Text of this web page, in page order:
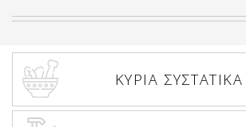
ΚΥΡΙΑ ΣΥΣΤΑΤΙΚΑ